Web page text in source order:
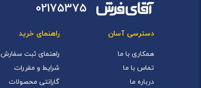
02175375
دسترسی آسان
همکاری با ما
تماس با ما
درباره ما
راهنمای خرید
راهنمای ثبت سفارش
شرایط و مقررات
گارانتی محصولات